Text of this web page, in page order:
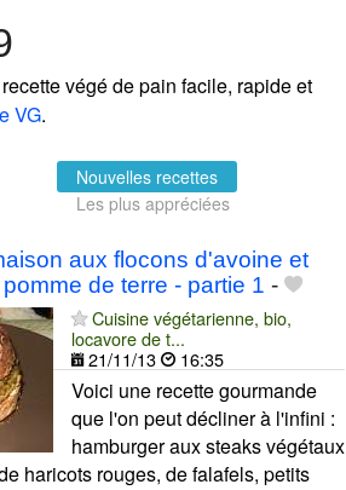
végé de pain facile, rapide et
VG.
Nouvelles recettes
Les plus appréciées
aux flocons d'avoine et
de terre - partie 1 -
Cuisine végétarienne, bio,
locavore de t...
21/11/13
16:35
Voici une recette gourmande
que l'on peut décliner à l'infini :
hamburger aux steaks végétaux
haricots rouges, de falafels, petits